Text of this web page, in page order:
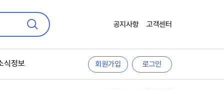
검색 공지사항 고객센터
식정보 회원가입 로그인